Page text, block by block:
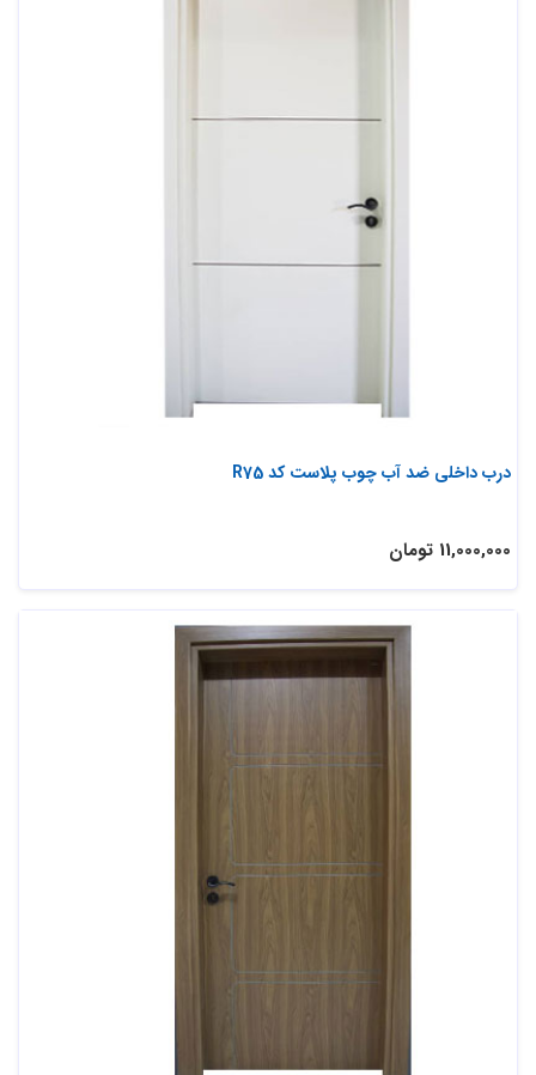
درب داخلی ضد آب چوب پلاست کد R75
11,000,000 تومان